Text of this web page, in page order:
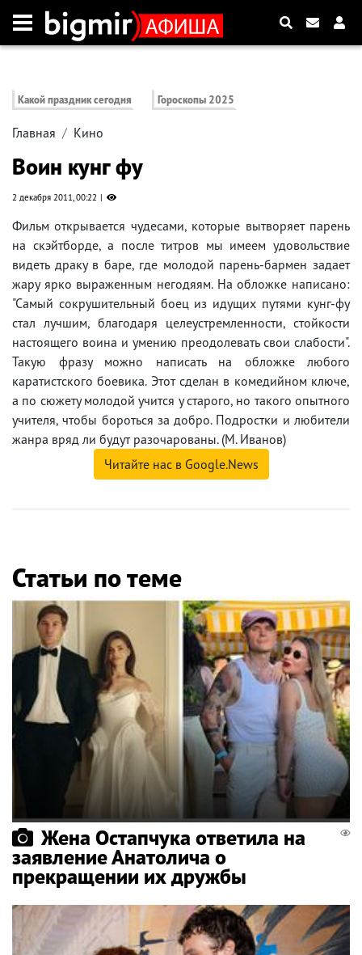
Какой праздник сегодня Гороскопы 2025
Главная Кино
Воин кунг фу
2 декабря 2011, 00:22
Фильм открывается чудесами, которые вытворяет парень
на скэйтборде, а после титров мы имеем удовольствие
видеть драку в баре, где молодой парень-бармен задает
жару ярко выраженным негодяям. На обложке написано:
"Самый сокрушительный боец из идущих путями кунг-фу
стал лучшим, благодаря целеустремленности, стойкости
настоящего воина и умению преодолевать свои слабости".
Такую фразу можно написать на обложке любого
каратистского боевика. Этот сделан в комедийном ключе,
а по сюжету молодой учится у старого, но такого опытного
учителя, чтобы бороться за добро. Подростки и любители
жанра вряд ли будут разочарованы. (М. Иванов)
Читайте нас в Google.News
Статьи по теме
Жена Остапчука ответила на
заявление Анатолича о
прекращении их дружбы